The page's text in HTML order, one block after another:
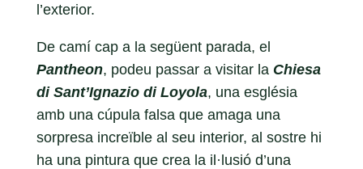
l’exterior.
De camí cap a la següent parada, el
Pantheon, podeu passar a visitar la Chiesa
di Sant’Ignazio di Loyola, una església
amb una cúpula falsa que amaga una
sorpresa increïble al seu interior, al sostre hi
ha una pintura que crea la il·lusió d’una